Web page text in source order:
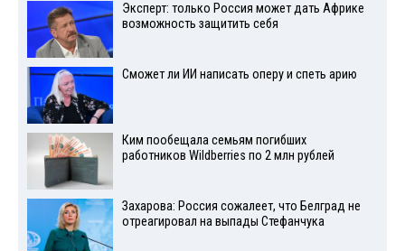
Эксперт: только Россия может дать Африке
возможность защитить себя
Сможет ли ИИ написать оперу и спеть арию
Ким пообещала семьям погибших
работников Wildberries по 2 млн рублей
Захарова: Россия сожалеет, что Белград не
отреагировал на выпады Стефанчука